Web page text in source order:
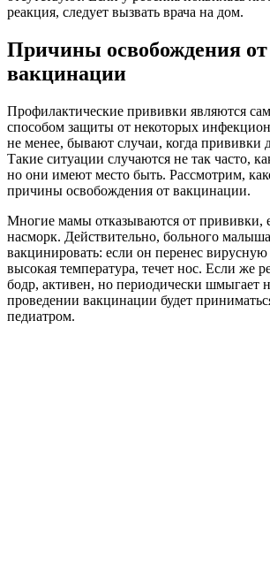
реакция, следует вызвать врача на дом.
Причины освобождения от
вакцинации
Профилактические прививки являются
способом защиты от некоторых
не менее, бывают случаи, когда прививки
Такие ситуации случаются не так часто,
но они имеют место быть. Рассмотрим,
причины освобождения от вакцинации.
Многие мамы отказываются от прививки,
насморк. Действительно, больного
вакцинировать: если он перенес
высокая температура, течет нос. Если же
бодр, активен, но периодически шмыгает
проведении вакцинации будет
педиатром.